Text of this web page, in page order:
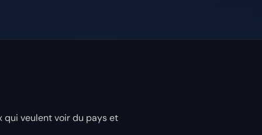
veulent voir du pays et